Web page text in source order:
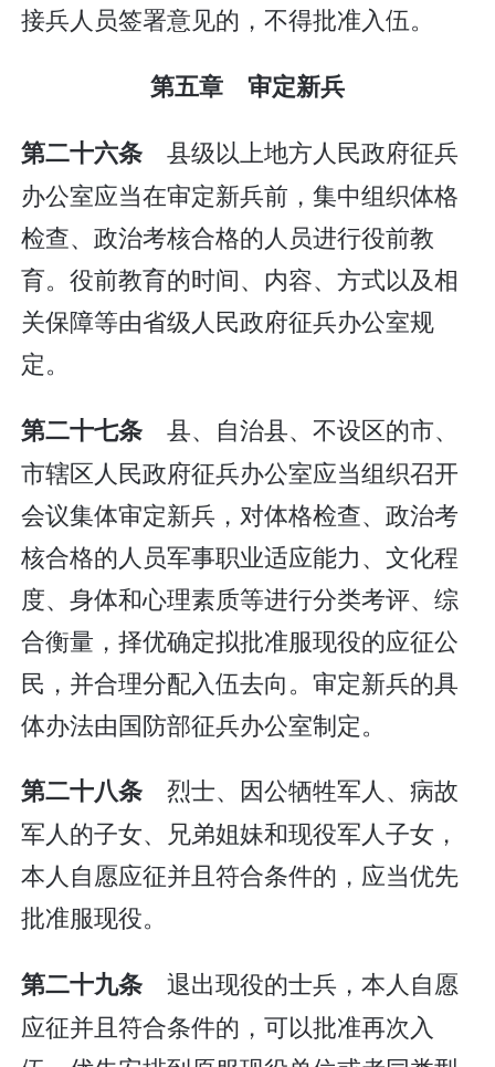
接兵人员签署意见的，不得批准入伍。
第五章 审定新兵
第二十六条 县级以上地方人民政府征兵
办公室应当在审定新兵前，集中组织体格
检查、政治考核合格的人员进行役前教
育。役前教育的时间、内容、方式以及相
关保障等由省级人民政府征兵办公室规
定。
第二十七条 县、自治县、不设区的市、
市辖区人民政府征兵办公室应当组织召开
会议集体审定新兵，对体格检查、政治考
核合格的人员军事职业适应能力、文化程
度、身体和心理素质等进行分类考评、综
合衡量，择优确定拟批准服现役的应征公
民，并合理分配入伍去向。审定新兵的具
体办法由国防部征兵办公室制定。
第二十八条 烈士、因公牺牲军人、病故
军人的子女、兄弟姐妹和现役军人子女，
本人自愿应征并且符合条件的，应当优先
批准服现役。
第二十九条 退出现役的士兵，本人自愿
应征并且符合条件的，可以批准再次入